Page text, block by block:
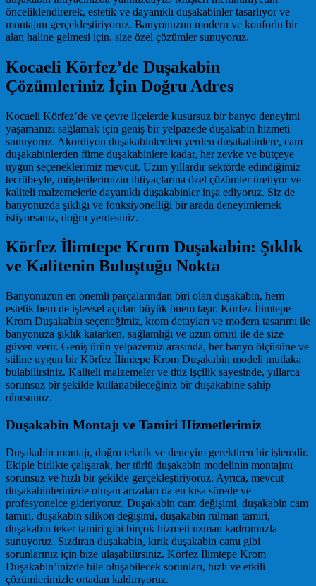
önceliklendirerek, estetik ve dayanıklı duşakabinler tasarlıyor ve
montajını gerçekleştiriyoruz. Banyonuzun modern ve konforlu bir
alan haline gelmesi için, size özel çözümler sunuyoruz.
Kocaeli Körfez’de Duşakabin
Çözümleriniz İçin Doğru Adres
Kocaeli Körfez’de ve çevre ilçelerde kusursuz bir banyo deneyimi
yaşamanızı sağlamak için geniş bir yelpazede duşakabin hizmeti
sunuyoruz. Akordiyon duşakabinlerden yerden duşakabinlere, cam
duşakabinlerden füme duşakabinlere kadar, her zevke ve bütçeye
uygun seçeneklerimiz mevcut. Uzun yıllardır sektörde edindiğimiz
tecrübeyle, müşterilerimizin ihtiyaçlarına özel çözümler üretiyor ve
kaliteli malzemelerle dayanıklı duşakabinler inşa ediyoruz. Siz de
banyonuzda şıklığı ve fonksiyonelliği bir arada deneyimlemek
istiyorsanız, doğru yerdesiniz.
Körfez İlimtepe Krom Duşakabin: Şıklık
ve Kalitenin Buluştuğu Nokta
Banyonuzun en önemli parçalarından biri olan duşakabin, hem
estetik hem de işlevsel açıdan büyük önem taşır. Körfez İlimtepe
Krom Duşakabin seçeneğimiz, krom detayları ve modern tasarımı ile
banyonuza şıklık katarken, sağlamlığı ve uzun ömrü ile de size
güven verir. Geniş ürün yelpazemiz arasında, her banyo ölçüsüne ve
stiline uygun bir Körfez İlimtepe Krom Duşakabin modeli mutlaka
bulabilirsiniz. Kaliteli malzemeler ve titiz işçilik sayesinde, yıllarca
sorunsuz bir şekilde kullanabileceğiniz bir duşakabine sahip
olursunuz.
Duşakabin Montajı ve Tamiri Hizmetlerimiz
Duşakabin montajı, doğru teknik ve deneyim gerektiren bir işlemdir.
Ekiple birlikte çalışarak, her türlü duşakabin modelinin montajını
sorunsuz ve hızlı bir şekilde gerçekleştiriyoruz. Ayrıca, mevcut
duşakabinlerinizde oluşan arızaları da en kısa sürede ve
profesyonelce gideriyoruz. Duşakabin cam değişimi, duşakabin cam
tamiri, duşakabin silikon değişimi, duşakabin rulman tamiri,
duşakabin teker tamiri gibi birçok hizmeti uzman kadromuzla
sunuyoruz. Sızdıran duşakabin, kırık duşakabin camı gibi
sorunlarınız için bize ulaşabilirsiniz. Körfez İlimtepe Krom
Duşakabin’inizde bile oluşabilecek sorunları, hızlı ve etkili
çözümlerimizle ortadan kaldırıyoruz.